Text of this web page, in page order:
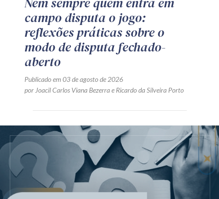
campo disputa o jogo:
reflexões práticas sobre o
modo de disputa fechado-
aberto
Publicado em 03 de agosto de 2026
por Joacil Carlos Viana Bezerrae Ricardo da Silveira Porto